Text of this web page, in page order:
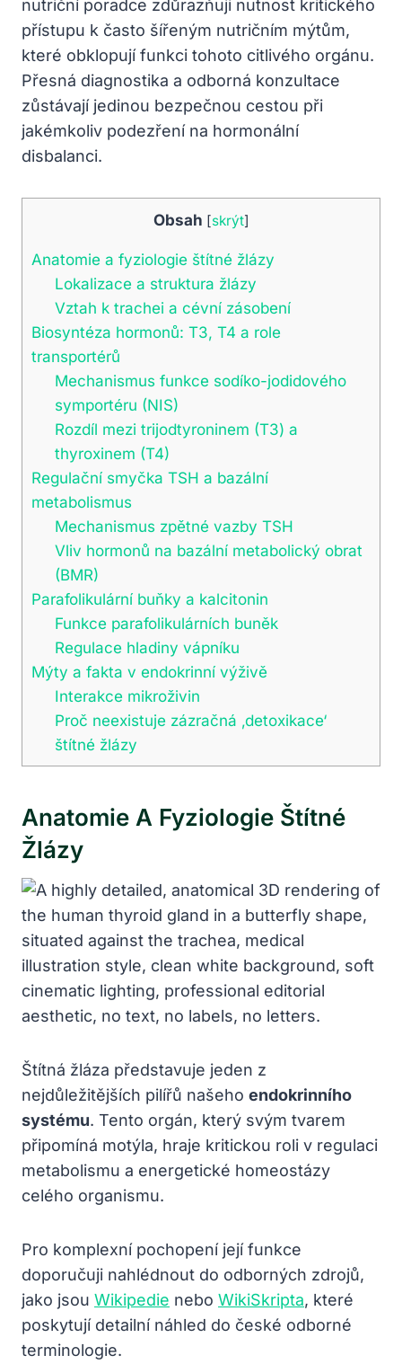
nutriční poradce zdůrazňuji nutnost kritického
přístupu k často šířeným nutričním mýtům,
které obklopují funkci tohoto citlivého orgánu.
Přesná diagnostika a odborná konzultace
zůstávají jedinou bezpečnou cestou při
jakémkoliv podezření na hormonální
disbalanci.
Obsah [skrýt]
Anatomie a fyziologie štítné žlázy
Lokalizace a struktura žlázy
Vztah k trachei a cévní zásobení
Biosyntéza hormonů: T3, T4 a role
transportérů
Mechanismus funkce sodíko-jodidového
symportéru (NIS)
Rozdíl mezi trijodtyroninem (T3) a
thyroxinem (T4)
Regulační smyčka TSH a bazální
metabolismus
Mechanismus zpětné vazby TSH
Vliv hormonů na bazální metabolický obrat
(BMR)
Parafolikulární buňky a kalcitonin
Funkce parafolikulárních buněk
Regulace hladiny vápníku
Mýty a fakta v endokrinní výživě
Interakce mikroživin
Proč neexistuje zázračná ‚detoxikace‘
štítné žlázy
Anatomie A Fyziologie Štítné
Žlázy
Štítná žláza představuje jeden z
nejdůležitějších pilířů našeho endokrinního
systému. Tento orgán, který svým tvarem
připomíná motýla, hraje kritickou roli v regulaci
metabolismu a energetické homeostázy
celého organismu.
Pro komplexní pochopení její funkce
doporučuji nahlédnout do odborných zdrojů,
jako jsou Wikipedie nebo WikiSkripta, které
poskytují detailní náhled do české odborné
terminologie.